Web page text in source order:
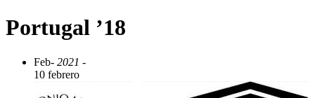
Portugal ’18
Feb- 2021 -
10 febrero